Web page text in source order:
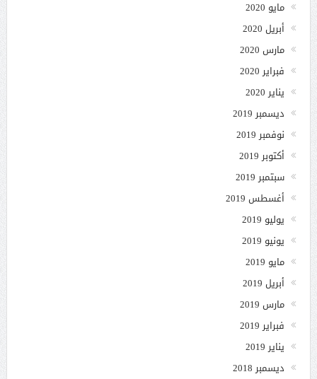
مايو 2020
أبريل 2020
مارس 2020
فبراير 2020
يناير 2020
ديسمبر 2019
نوفمبر 2019
أكتوبر 2019
سبتمبر 2019
أغسطس 2019
يوليو 2019
يونيو 2019
مايو 2019
أبريل 2019
مارس 2019
فبراير 2019
يناير 2019
ديسمبر 2018